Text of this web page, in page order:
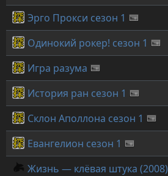
Эрго Прокси сезон 1
Одинокий рокер! сезон 1
Игра разума
История ран сезон 1
Склон Аполлона сезон 1
Евангелион сезон 1
Жизнь — клёвая штука (2008)